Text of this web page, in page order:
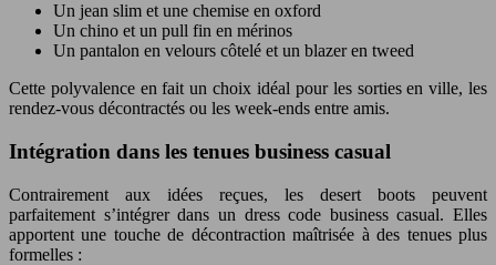
Un jean slim et une chemise en oxford
Un chino et un pull fin en mérinos
Un pantalon en velours côtelé et un blazer en tweed
Cette polyvalence en fait un choix idéal pour les sorties en ville, les
rendez-vous décontractés ou les week-ends entre amis.
Intégration dans les tenues business casual
Contrairement aux idées reçues, les desert boots peuvent
parfaitement s’intégrer dans un dress code business casual. Elles
apportent une touche de décontraction maîtrisée à des tenues plus
formelles :